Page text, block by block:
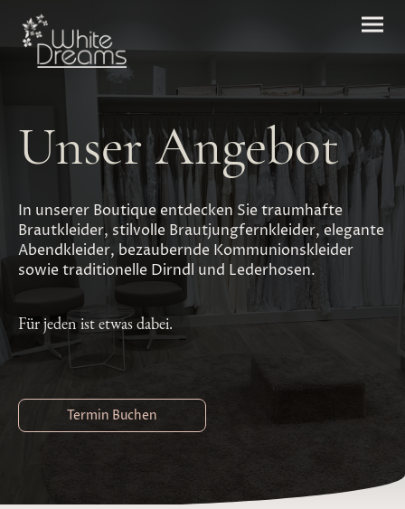
Unser Angebot
In unserer Boutique entdecken Sie traumhafte
Brautkleider, stilvolle Brautjungfernkleider, elegante
Abendkleider, bezaubernde Kommunionskleider
sowie traditionelle Dirndl und Lederhosen.
Für jeden ist etwas dabei.
Termin Buchen